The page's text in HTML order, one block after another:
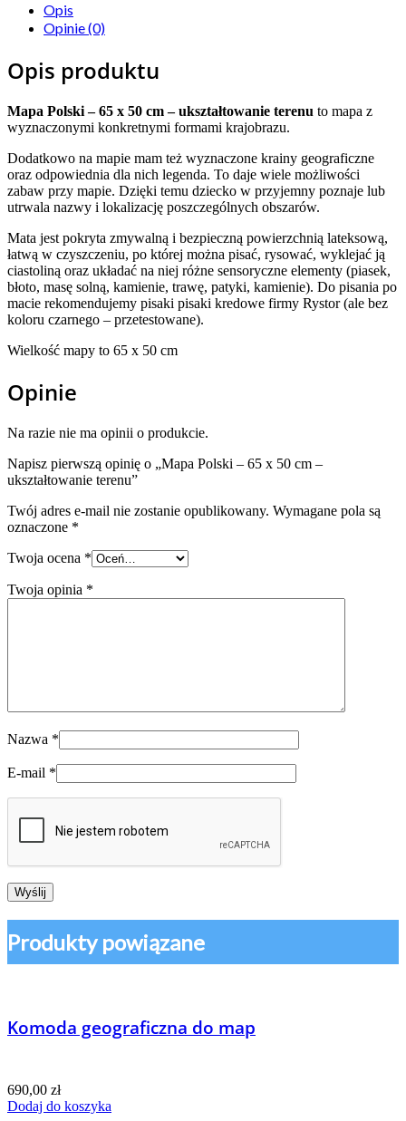
Opis
Opinie (0)
Opis produktu
Mapa Polski – 65 x 50 cm – ukształtowanie terenu to mapa z
wyznaczonymi konkretnymi formami krajobrazu.
Dodatkowo na mapie mam też wyznaczone krainy geograficzne
oraz odpowiednia dla nich legenda. To daje wiele możliwości
zabaw przy mapie. Dzięki temu dziecko w przyjemny poznaje lub
utrwala nazwy i lokalizację poszczególnych obszarów.
Mata jest pokryta zmywalną i bezpieczną powierzchnią lateksową,
łatwą w czyszczeniu, po której można pisać, rysować, wyklejać ją
ciastoliną oraz układać na niej różne sensoryczne elementy (piasek,
błoto, masę solną, kamienie, trawę, patyki, kamienie). Do pisania po
macie rekomendujemy pisaki pisaki kredowe firmy Rystor (ale bez
koloru czarnego – przetestowane).
Wielkość mapy to 65 x 50 cm
Opinie
Na razie nie ma opinii o produkcie.
Napisz pierwszą opinię o „Mapa Polski – 65 x 50 cm –
ukształtowanie terenu”
Twój adres e-mail nie zostanie opublikowany. Wymagane pola są
oznaczone *
Twoja ocena *
Twoja opinia *
Nazwa *
E-mail *
Produkty powiązane
Komoda geograficzna do map
690,00 zł
Dodaj do koszyka